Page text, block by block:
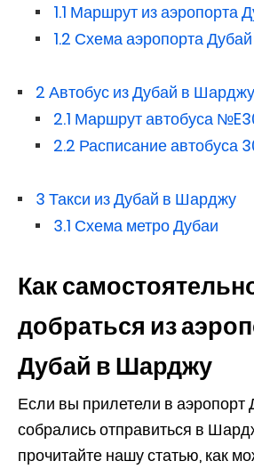
1.1 Маршрут из аэропорта
1.2 Схема аэропорта Дубай
2 Автобус из Дубай в Шарджу
2.1 Маршрут автобуса
2.2 Расписание автобуса
3 Такси из Дубай в Шарджу
3.1 Схема метро Дубаи
Как
добраться из
Дубай в Шарджу
Если вы прилетели в аэропорт
собрались отправиться в
прочитайте нашу статью, как